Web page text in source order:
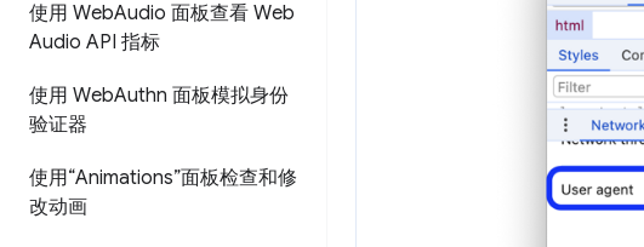
使用 WebAudio 面板查看 Web
Audio API 指标
使用 WebAuthn 面板模拟身份
验证器
使用“Animations”面板检查和修
改动画